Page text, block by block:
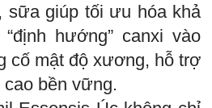
sữa giúp tối ưu hóa khả
hướng” canxi vào
cố mật độ xương, hỗ trợ
bền vững.